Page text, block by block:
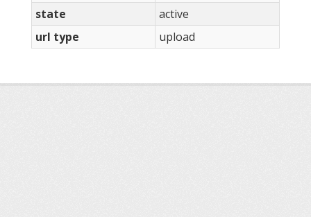
state
active
url type
upload